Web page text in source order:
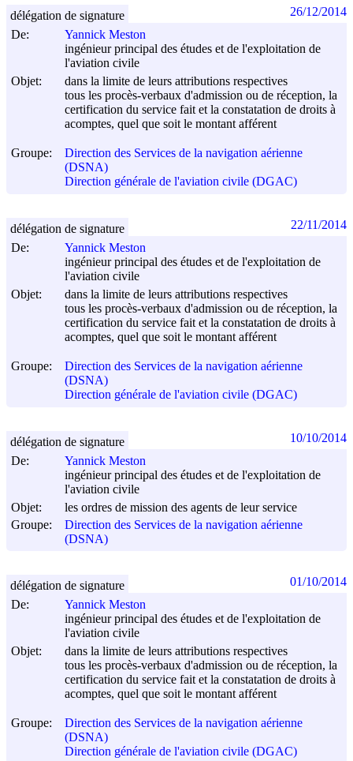
De:
Yannick Meston
ingénieur principal des études et de l'exploitation de
l'aviation civile
Objet:
dans la limite de leurs attributions respectives
tous les procès-verbaux d'admission ou de réception, la
certification du service fait et la constatation de droits à
acomptes, quel que soit le montant afférent
Groupe:
Direction des Services de la navigation aérienne
(DSNA)
Direction générale de l'aviation civile (DGAC)
délégation de signature 26/12/2014
De:
Yannick Meston
ingénieur principal des études et de l'exploitation de
l'aviation civile
Objet:
dans la limite de leurs attributions respectives
tous les procès-verbaux d'admission ou de réception, la
certification du service fait et la constatation de droits à
acomptes, quel que soit le montant afférent
Groupe:
Direction des Services de la navigation aérienne
(DSNA)
Direction générale de l'aviation civile (DGAC)
délégation de signature 22/11/2014
De:
Yannick Meston
ingénieur principal des études et de l'exploitation de
l'aviation civile
Objet:
les ordres de mission des agents de leur service
Groupe:
Direction des Services de la navigation aérienne
(DSNA)
délégation de signature 10/10/2014
De:
Yannick Meston
ingénieur principal des études et de l'exploitation de
l'aviation civile
Objet:
dans la limite de leurs attributions respectives
tous les procès-verbaux d'admission ou de réception, la
certification du service fait et la constatation de droits à
acomptes, quel que soit le montant afférent
Groupe:
Direction des Services de la navigation aérienne
(DSNA)
Direction générale de l'aviation civile (DGAC)
délégation de signature 01/10/2014